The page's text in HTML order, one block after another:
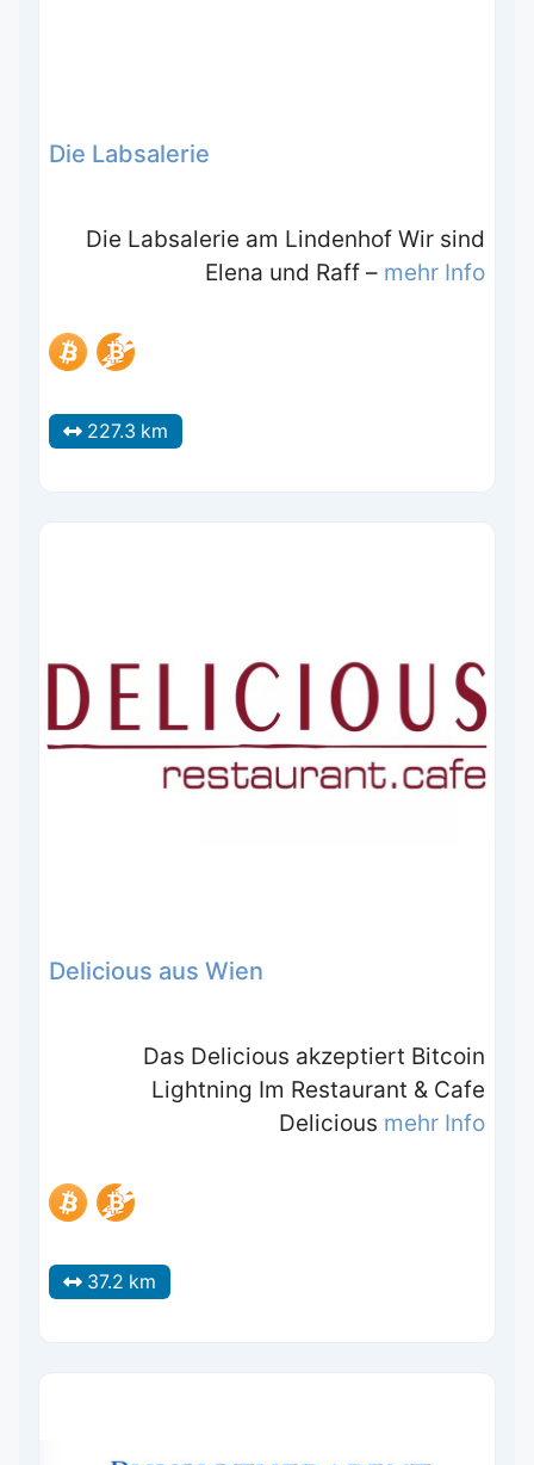
Die Labsalerie
Die Labsalerie am Lindenhof Wir sind
Elena und Raff – mehr Info
227.3 km
Delicious aus Wien
Das Delicious akzeptiert Bitcoin
Lightning Im Restaurant & Cafe
Delicious mehr Info
37.2 km